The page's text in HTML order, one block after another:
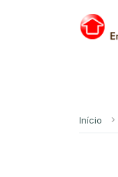
Início